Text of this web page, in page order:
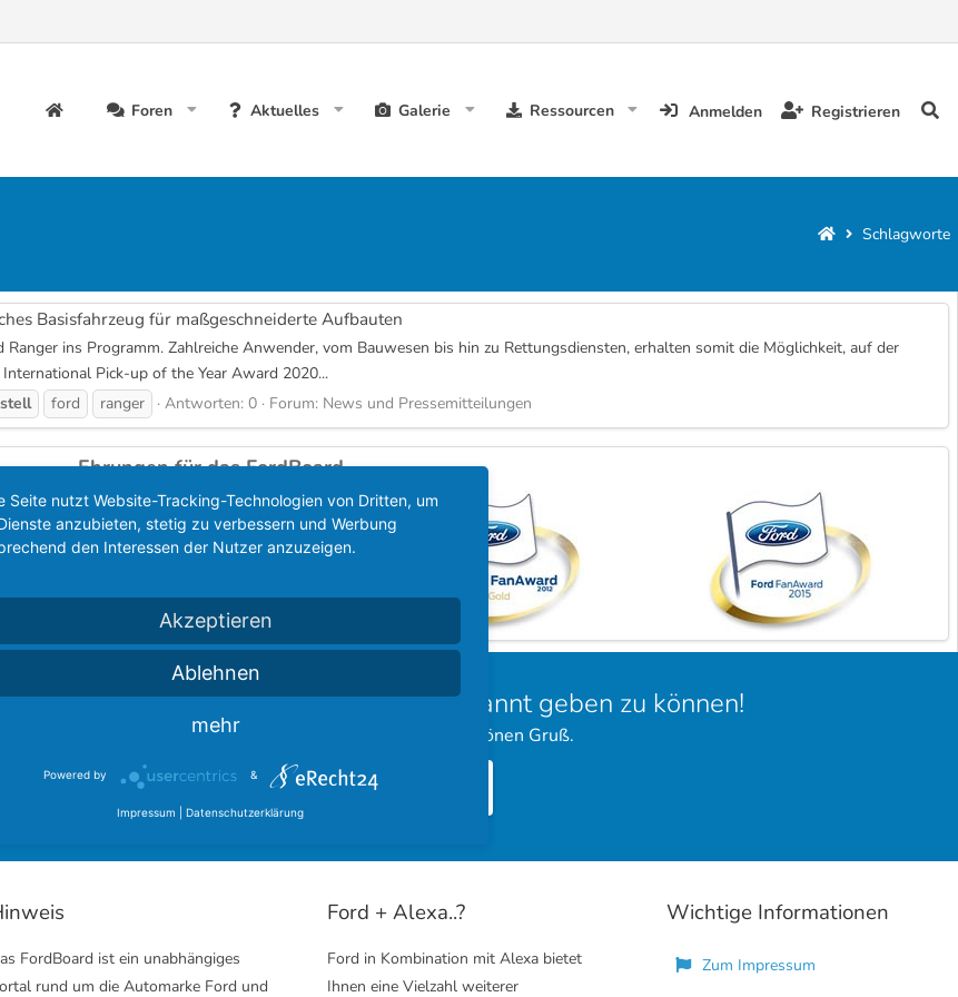
Foren Aktuelles Galerie Ressourcen Anmelden Registrieren
Schlagworte
Basisfahrzeug für maßgeschneiderte Aufbauten
ins Programm. Zahlreiche Anwender, vom Bauwesen bis hin zu Rettungsdiensten, erhalten somit die Möglichkeit, auf der
Pick-up of the Year Award 2020...
ford ranger Antworten: 0 Forum: News und Pressemitteilungen
Ehrungen für das FordBoard
Partner des FordBoard bekannt geben zu können!
bei unseren Kooperationen vorbei und hinterlasst einen schönen Gruß.
Ford Community Ford Cougar Forum
FordBoard ist ein unabhängiges
rund um die Automarke Ford und
Ford + Alexa..?
Ford in Kombination mit Alexa bietet
Ihnen eine Vielzahl weiterer
Wichtige Informationen
Zum Impressum
Seite nutzt Website-Tracking-Technologien von Dritten, um
anzubieten, stetig zu verbessern und Werbung
den Interessen der Nutzer anzuzeigen.
Akzeptieren
Ablehnen
mehr
Powered by &
Impressum Datenschutzerklärung